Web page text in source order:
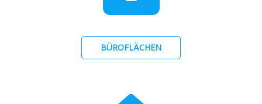
BÜROFLÄCHEN